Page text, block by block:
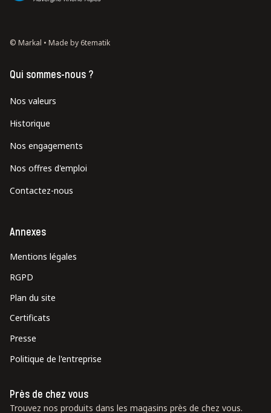
© Markal • Made by 6tematik
Qui sommes-nous ?
Nos valeurs
Historique
Nos engagements
Nos offres d'emploi
Contactez-nous
Annexes
Mentions légales
RGPD
Plan du site
Certificats
Presse
Politique de l'entreprise
Près de chez vous
Trouvez nos produits dans les magasins près de chez vous.